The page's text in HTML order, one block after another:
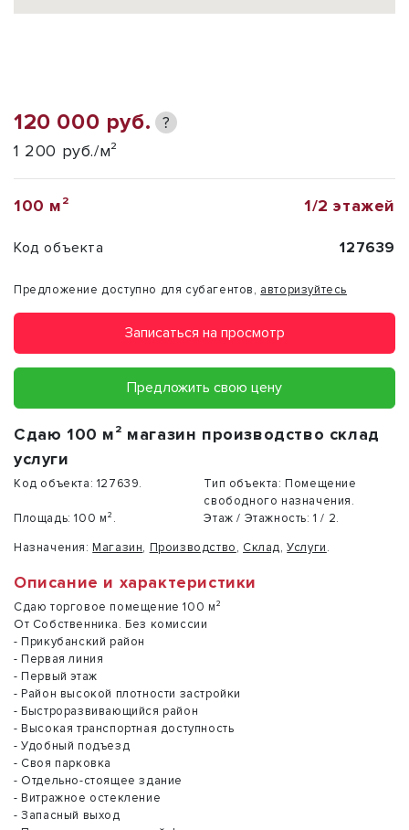
120 000 руб. ?
1 200 руб./м²
100 м² 1/2 этажей
Код объекта 127639
Предложение доступно для субагентов, авторизуйтесь
Записаться на просмотр
Предложить свою цену
Сдаю 100 м² магазин производство склад
услуги
Код объекта: 127639. Тип объекта: Помещение
свободного назначения.
Площадь: 100 м². Этаж / Этажность: 1 / 2.
Назначения: Магазин, Производство, Склад,Услуги.
Описание и характеристики
Сдаю торговое помещение 100 м²
От Собственника. Без комиссии
- Прикубанский район
- Первая линия
- Первый этаж
- Район высокой плотности застройки
- Быстроразвивающийся район
- Высокая транспортная доступность
- Удобный подъезд
- Своя парковка
- Отдельно-стоящее здание
- Витражное остекление
- Запасный выход